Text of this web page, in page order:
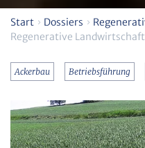
Start Dossiers
Regenerative
Ackerbau Betriebsführung